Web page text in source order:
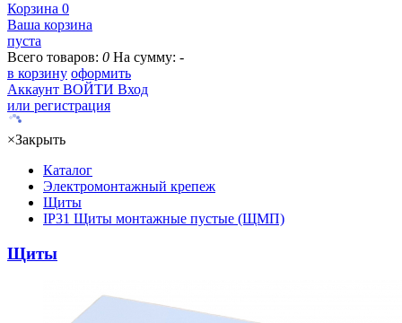
Корзина 0
Ваша корзина
пуста
Всего товаров: 0 На сумму: -
в корзину оформить
Аккаунт ВОЙТИ Вход
или регистрация
×Закрыть
Каталог
Электромонтажный крепеж
Щиты
IP31 Щиты монтажные пустые (ЩМП)
Щиты